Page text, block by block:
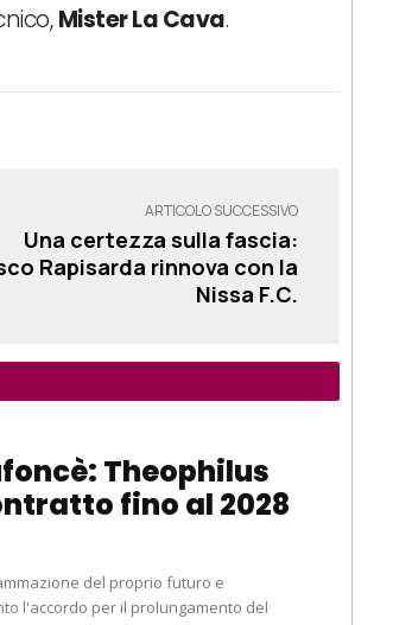
Mister La Cava.
ARTICOLO SUCCESSIVO
Una certezza sulla fascia:
Rapisarda rinnova con la
Nissa F.C.
Theophilus
fino al 2028
del proprio futuro e
l'accordo per il prolungamento del